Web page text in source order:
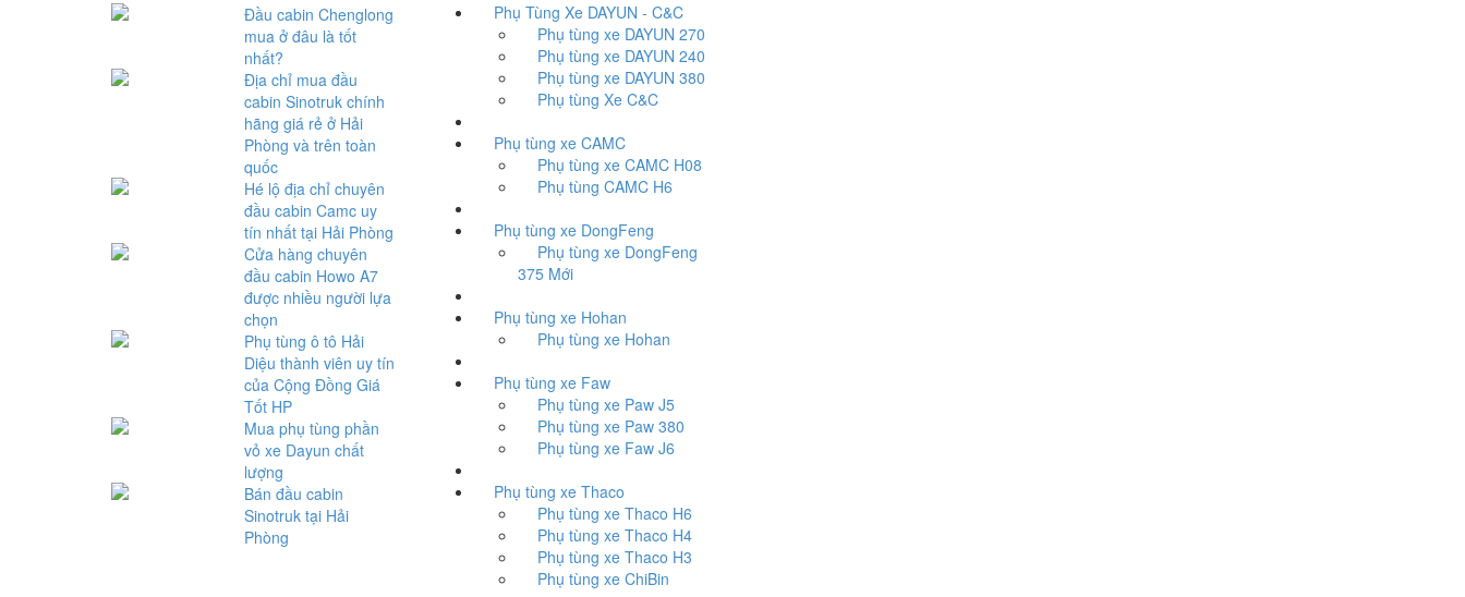
Đầu cabin Chenglong
mua ở đâu là tốt
nhất?
Địa chỉ mua đầu
cabin Sinotruk chính
hãng giá rẻ ở Hải
Phòng và trên toàn
quốc
Hé lộ địa chỉ chuyên
đầu cabin Camc uy
tín nhất tại Hải Phòng
Cửa hàng chuyên
đầu cabin Howo A7
được nhiều người lựa
chọn
Phụ tùng ô tô Hải
Diệu thành viên uy tín
của Cộng Đồng Giá
Tốt HP
Mua phụ tùng phần
vỏ xe Dayun chất
lượng
Bán đầu cabin
Sinotruk tại Hải
Phòng
Phụ Tùng Xe DAYUN - C&C
Phụ tùng xe DAYUN 270
Phụ tùng xe DAYUN 240
Phụ tùng xe DAYUN 380
Phụ tùng Xe C&C
Phụ tùng xe CAMC
Phụ tùng xe CAMC H08
Phụ tùng CAMC H6
Phụ tùng xe DongFeng
Phụ tùng xe DongFeng
375 Mới
Phụ tùng xe Hohan
Phụ tùng xe Hohan
Phụ tùng xe Faw
Phụ tùng xe Paw J5
Phụ tùng xe Paw 380
Phụ tùng xe Faw J6
Phụ tùng xe Thaco
Phụ tùng xe Thaco H6
Phụ tùng xe Thaco H4
Phụ tùng xe Thaco H3
Phụ tùng xe ChiBin